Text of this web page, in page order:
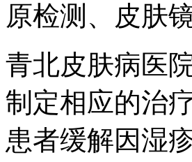
原检测、皮肤
青北皮肤病医
制定相应的治
患者缓解因湿